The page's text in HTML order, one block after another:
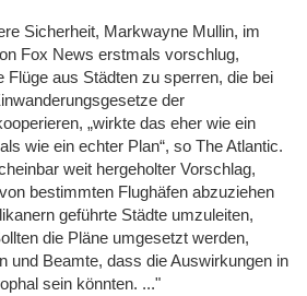
Sicherheit, Markwayne Mullin, im
Fox News erstmals vorschlug,
Flüge aus Städten zu sperren, die bei
der
„wirkte das eher wie ein
wie ein echter Plan“, so The Atlantic.
weit hergeholter Vorschlag,
bestimmten Flughäfen abzuziehen
geführte Städte umzuleiten,
die Pläne umgesetzt werden,
und Beamte, dass die Auswirkungen in
sein könnten. ..."